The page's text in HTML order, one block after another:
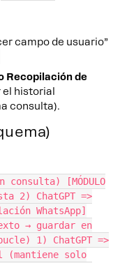
campo de usuario”
Recopilación de
historial
consulta).
[MÓDULO
2) ChatGPT =>
WhatsApp]
→ guardar en
1) ChatGPT =>
(mantiene solo